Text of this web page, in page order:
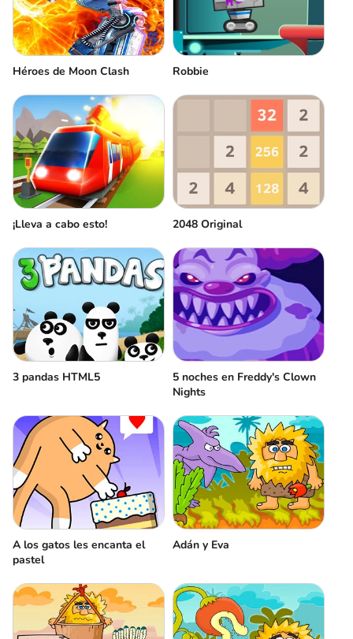
Héroes de Moon Clash Robbie
¡Lleva a cabo esto! 2048 Original
3 pandas HTML5
5 noches en Freddy's Clown
Nights
A los gatos les encanta el
pastel
Adán y Eva